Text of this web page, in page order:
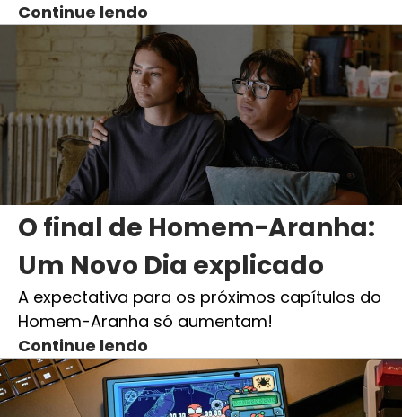
Continue lendo
O final de Homem-Aranha:
Um Novo Dia explicado
A expectativa para os próximos capítulos do
Homem-Aranha só aumentam!
Continue lendo